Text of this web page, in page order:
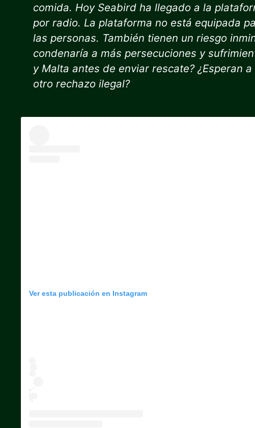
comida. Hoy Seabird ha llegado a la
por radio. La plataforma no está equipada
las personas. También tienen un riesgo
condenaría a más persecuciones y
y Malta antes de enviar rescate? ¿Esperan
otro rechazo ilegal?
Ver esta publicación en Instagram